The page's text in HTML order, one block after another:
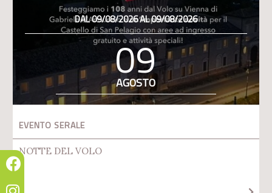
DAL 09/08/2026 AL 09/08/2026
09
AGOSTO
EVENTO SERALE
NOTTE DEL VOLO